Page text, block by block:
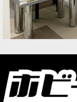
[ストー
イク・
9,400円
ー」ス
バルリ
部や武